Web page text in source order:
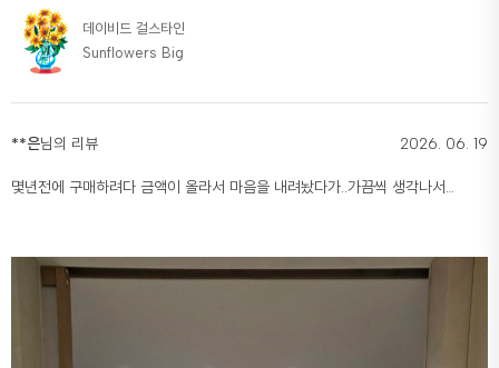
데이비드 걸스타인
Sunflowers Big
**은님의 리뷰 2026. 06. 19
몇년전에 구매하려다 금액이 올라서 마음을 내려놨다가..가끔씩 생각나서